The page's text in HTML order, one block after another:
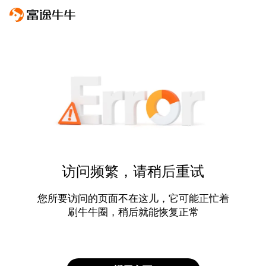
访问频繁，请稍后重试
您所要访问的页面不在这儿，它可能正忙着
刷牛牛圈，稍后就能恢复正常